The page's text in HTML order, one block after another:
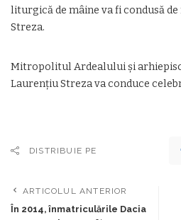
liturgică de mâine va fi condusă
Streza.
Mitropolitul Ardealului şi
Laurenţiu Streza va conduce
DISTRIBUIE PE
ARTICOLUL ANTERIOR
În 2014, înmatriculările Dacia